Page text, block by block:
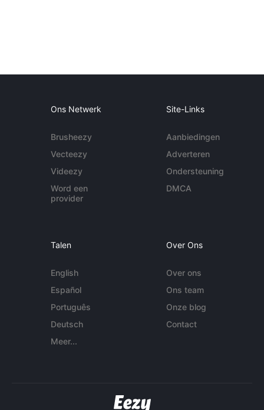
Ons Netwerk
Brusheezy
Vecteezy
Videezy
Word een
provider
Site-Links
Aanbiedingen
Adverteren
Ondersteuning
DMCA
Talen
English
Español
Português
Deutsch
Meer...
Over Ons
Over ons
Ons team
Onze blog
Contact